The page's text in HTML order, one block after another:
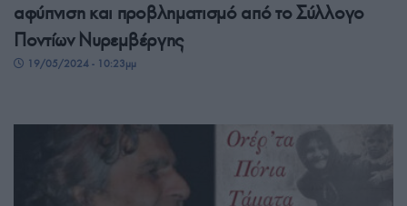
αφύπνιση και προβληματισμό από το Σύλλογο
Ποντίων Νυρεμβέργης
19/05/2024 - 10:23μμ